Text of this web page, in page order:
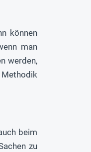
können
man
werden,
Methodik
beim
zu